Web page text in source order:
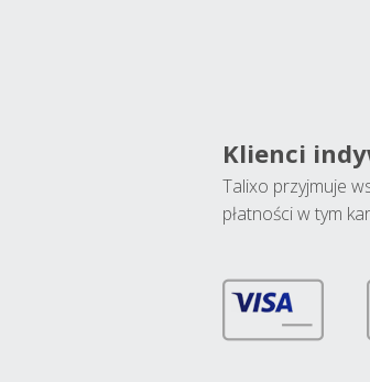
Klienci
Talixo przyjmuje
płatności w tym